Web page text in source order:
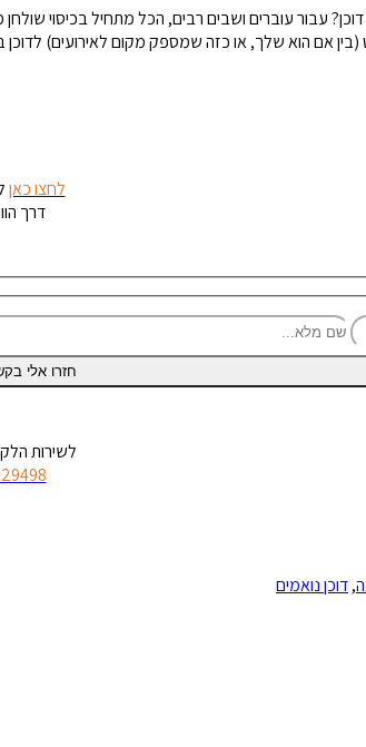
עבור עוברים ושבים רבים, הכל מתחיל בכיסוי
(בין אם הוא שלך, או כזה שמספק מקום לאירועים)
לחצו כאן
דרך
לשירות
,דוכן נואמים